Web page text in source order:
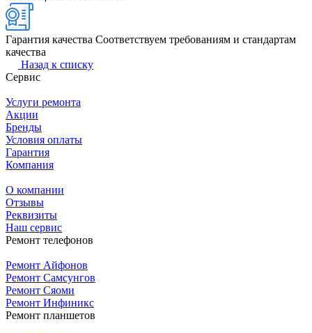
Гарантия качества Соответствуем требованиям и стандартам
качества
Назад к списку
Сервис
Услуги ремонта
Акции
Бренды
Условия оплаты
Гарантия
Компания
О компании
Отзывы
Реквизиты
Наш сервис
Ремонт телефонов
Ремонт Айфонов
Ремонт Самсунгов
Ремонт Сяоми
Ремонт Инфиникс
Ремонт планшетов